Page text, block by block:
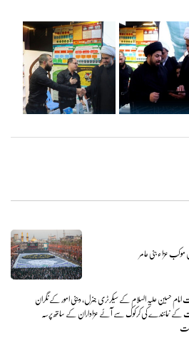
عزاء بنی عامر
حسین علیہ السلام کے سیکرٹری جنرل، دینی امور کے نگران
کے نمائندے کی کرکوک سے آئے عزاداران کے ساتھ پرسہ